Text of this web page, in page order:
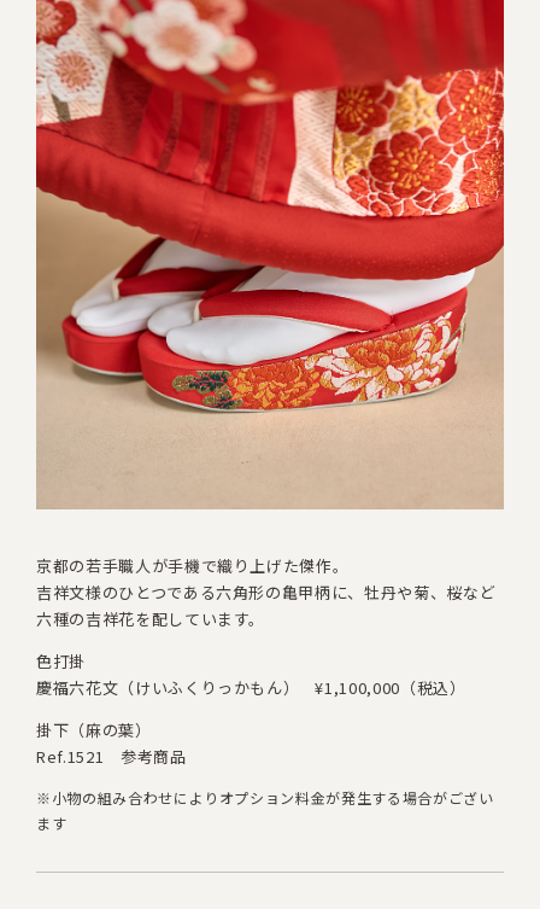
京都の若手職人が手機で織り上げた傑作。
吉祥文様のひとつである六角形の亀甲柄に、牡丹や菊、桜など
六種の吉祥花を配しています。
色打掛
慶福六花文（けいふくりっかもん）
¥1,100,000（税込）
掛下（麻の葉）
Ref.1521 参考商品
※小物の組み合わせによりオプション料金が発生する場合がござい
ます